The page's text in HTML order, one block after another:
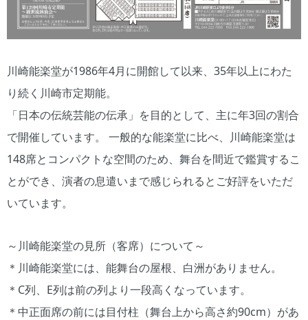
川崎能楽堂が1986年4月に開館して以来、35年以上にわた
り続く川崎市定期能。
「日本の伝統芸能の伝承」を目的として、主に年3回の割合
で開催しています。 一般的な能楽堂に比べ、川崎能楽堂は
148席とコンパクトな空間のため、舞台を間近で鑑賞するこ
とができ、演者の息遣いまで感じられるとご好評をいただ
いています。
～川崎能楽堂の見所（客席）について～
＊川崎能楽堂には、能舞台の屋根、白洲がありません。
＊C列、E列は前の列より一段高くなっています。
＊中正面席の前には目付柱（舞台上から高さ約90cm）があ